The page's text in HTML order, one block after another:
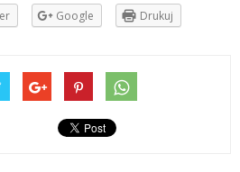
Google Drukuj